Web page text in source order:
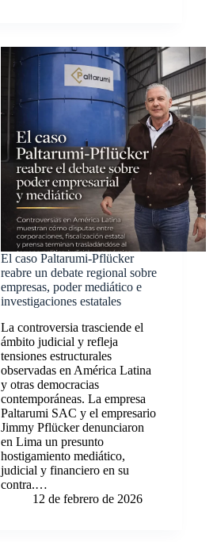
El caso Paltarumi-Pflücker
reabre un debate regional sobre
empresas, poder mediático e
investigaciones estatales
La controversia trasciende el
ámbito judicial y refleja
tensiones estructurales
observadas en América Latina
y otras democracias
contemporáneas. La empresa
Paltarumi SAC y el empresario
Jimmy Pflücker denunciaron
en Lima un presunto
hostigamiento mediático,
judicial y financiero en su
contra.…
12 de febrero de 2026